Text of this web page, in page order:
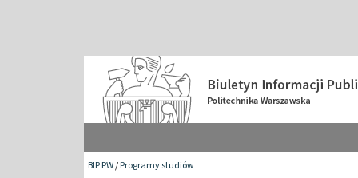
BIP PW/Programy studiów